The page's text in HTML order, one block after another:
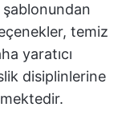
temiz
yaratıcı
disiplinlerine